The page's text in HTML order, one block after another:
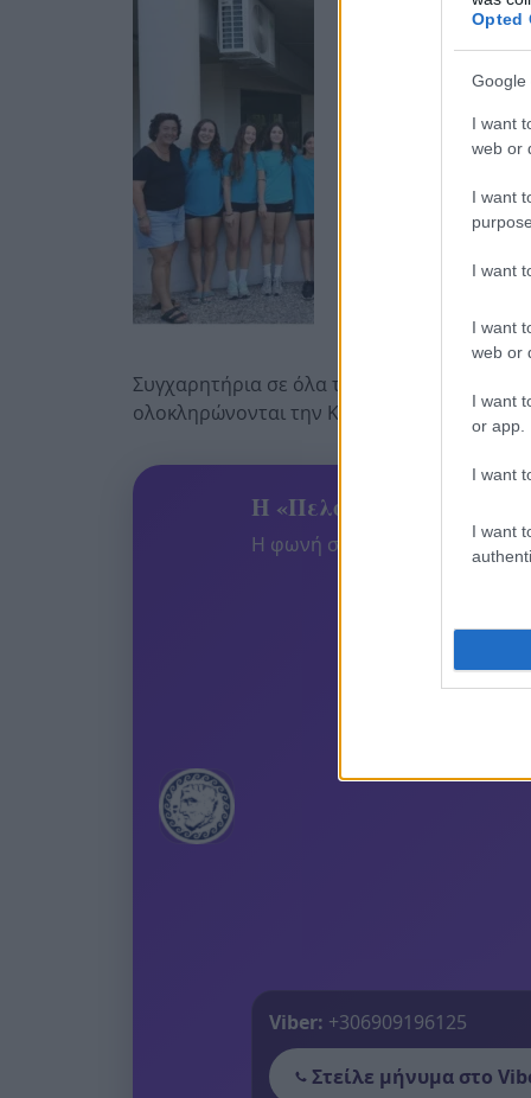
Opted
Google
I want
web or
I want
I want
I want
web or
I want
or app.
I want
I want
Συγχαρητήρια σε όλα τα παιδιά και την
ολοκληρώνονται την Κυριακή.
Η «Πελοπόννησος» και
Η φωνή σου έχει δύναμη –
Viber: +306909196125
Στείλε μήνυμα στο